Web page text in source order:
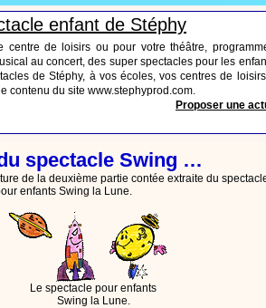
enfant de Stéphy
centre de loisirs ou pour votre théâtre,
au concert, des super spectacles pour les
de Stéphy, à vos écoles, vos centres de
contenu du site www.stephyprod.com.
Proposer une
spectacle Swing …
de la deuxième partie contée extraite du
enfants Swing la Lune.
Le spectacle pour enfants
Swing la Lune.